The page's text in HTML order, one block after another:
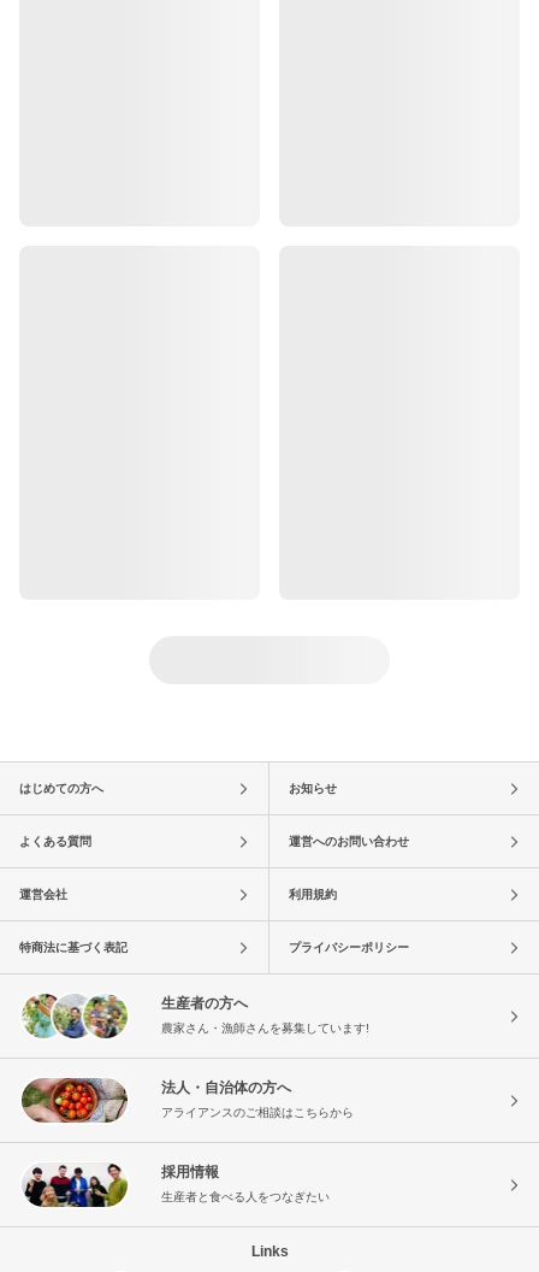
はじめての方へ お知らせ
よくある質問 運営へのお問い合わせ
運営会社 利用規約
特商法に基づく表記 プライバシーポリシー
生産者の方へ
農家さん・漁師さんを募集しています!
法人・自治体の方へ
アライアンスのご相談はこちらから
採用情報
生産者と食べる人をつなぎたい
Links